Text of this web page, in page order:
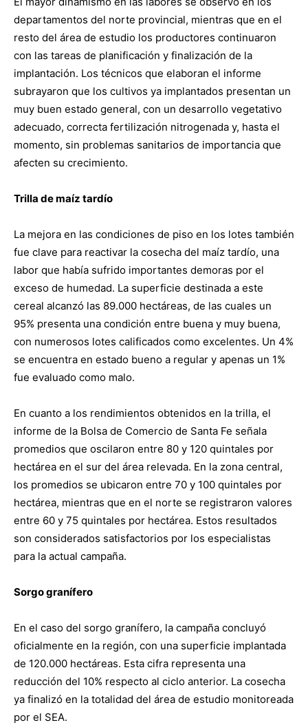
departamentos del norte provincial, mientras que en el
resto del área de estudio los productores continuaron
con las tareas de planificación y finalización de la
implantación. Los técnicos que elaboran el informe
subrayaron que los cultivos ya implantados presentan un
muy buen estado general, con un desarrollo vegetativo
adecuado, correcta fertilización nitrogenada y, hasta el
momento, sin problemas sanitarios de importancia que
afecten su crecimiento.
Trilla de maíz tardío
La mejora en las condiciones de piso en los lotes también
fue clave para reactivar la cosecha del maíz tardío, una
labor que había sufrido importantes demoras por el
exceso de humedad. La superficie destinada a este
cereal alcanzó las 89.000 hectáreas, de las cuales un
95% presenta una condición entre buena y muy buena,
con numerosos lotes calificados como excelentes. Un 4%
se encuentra en estado bueno a regular y apenas un 1%
fue evaluado como malo.
En cuanto a los rendimientos obtenidos en la trilla, el
informe de la Bolsa de Comercio de Santa Fe señala
promedios que oscilaron entre 80 y 120 quintales por
hectárea en el sur del área relevada. En la zona central,
los promedios se ubicaron entre 70 y 100 quintales por
hectárea, mientras que en el norte se registraron valores
entre 60 y 75 quintales por hectárea. Estos resultados
son considerados satisfactorios por los especialistas
para la actual campaña.
Sorgo granífero
En el caso del sorgo granífero, la campaña concluyó
oficialmente en la región, con una superficie implantada
de 120.000 hectáreas. Esta cifra representa una
reducción del 10% respecto al ciclo anterior. La cosecha
ya finalizó en la totalidad del área de estudio monitoreada
por el SEA.